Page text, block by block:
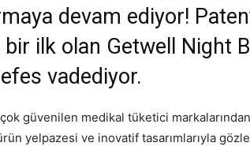
devam ediyor!
bir ilk olan Getwell Night
vadediyor.
güvenilen medikal tüketici
yelpazesi ve inovatif tasarımlarıyla